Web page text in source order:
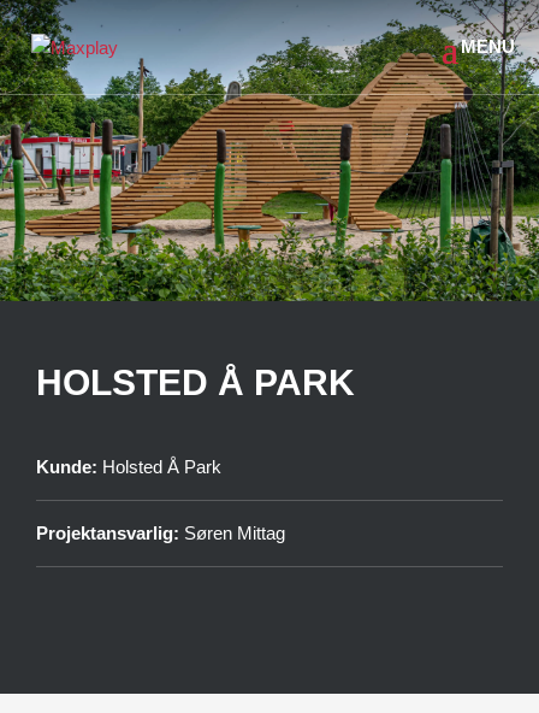
HOLSTED Å PARK
Kunde: Holsted Å Park
Projektansvarlig: Søren Mittag